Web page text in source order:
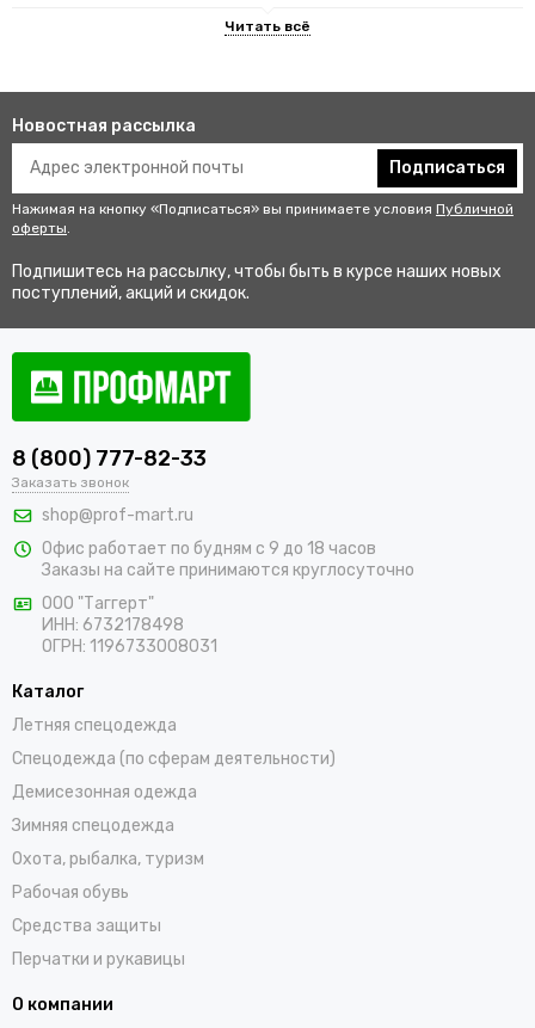
изделий
Гарантируют улучшенную видимость человека и его
безопасность на рабочем месте. В результате этого
снижается риск аварии и получения травмы.
Не мешаются во время выполнения профессиональных
Соответствуют стандартам качества, так как проходят
Купить одежду сигнальную для
работников оптом и в розницу с
доставкой по Октябрьску
В интернет-магазине «ПрофМарт» можно купить сигнальную
одежду для персонала. Мы работаем с оптовыми и
розничными покупателями. Предлагаем на выбор сигнальные
жилеты, сезонные костюмы, брюки и прочие составляющие
униформы в ярких заметных цветах. Доставка покупок,
которые оформляются на сайте, осуществляется по
Октябрьску и остальным населенным пунктам России.
Новостная рассылка
Подписаться
Нажимая на кнопку «Подписаться» вы принимаете условия Публичной
оферты.
Подпишитесь на рассылку, чтобы быть в курсе наших новых
поступлений, акций и скидок.
8 (800) 777-82-33
Заказать звонок
shop@prof-mart.ru
Офис работает по будням с 9 до 18 часов
Заказы на сайте принимаются круглосуточно
ООО "Таггерт"
ИНН: 6732178498
ОГРН: 1196733008031
Каталог
Летняя спецодежда
Спецодежда (по сферам деятельности)
Демисезонная одежда
Зимняя спецодежда
Охота, рыбалка, туризм
Рабочая обувь
Средства защиты
Перчатки и рукавицы
О компании